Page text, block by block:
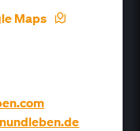
Maps